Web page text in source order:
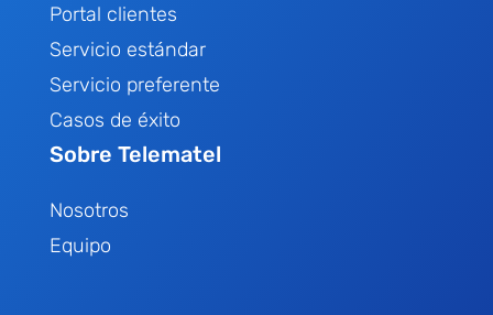
Portal clientes
Servicio estándar
Servicio preferente
Casos de éxito
Sobre Telematel
Nosotros
Equipo